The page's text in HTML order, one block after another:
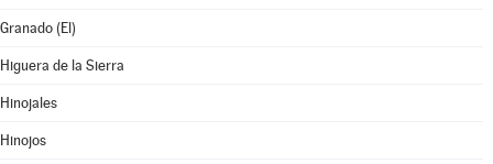
Granado (El)
Higuera de la Sierra
Hinojales
Hinojos